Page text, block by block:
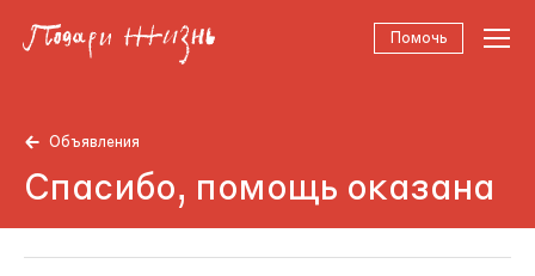
Помочь
Объявления
Спасибо, помощь оказана